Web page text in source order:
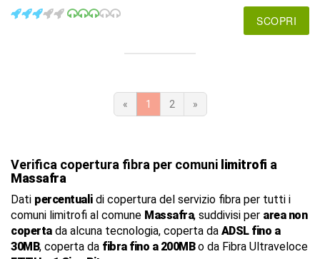
SCOPRI
« 1 2 »
Verifica copertura fibra per comuni limitrofi a
Massafra
Dati percentualidi copertura del servizio fibra per tutti i
comuni limitrofi al comune Massafra, suddivisi per area non
copertada alcuna tecnologia, coperta da ADSL fino a
30MB, coperta da fibra fino a 200MBo da Fibra Ultraveloce